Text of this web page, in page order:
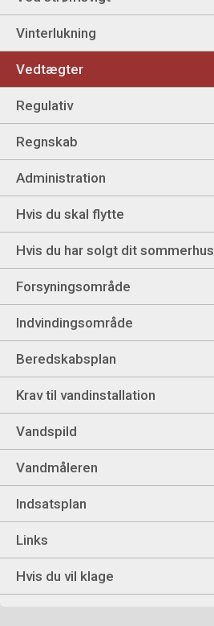
Vinterlukning
Vedtægter
Regulativ
Regnskab
Administration
Hvis du skal flytte
Hvis du har solgt dit sommerhus
Forsyningsområde
Indvindingsområde
Beredskabsplan
Krav til vandinstallation
Vandspild
Vandmåleren
Indsatsplan
Links
Hvis du vil klage